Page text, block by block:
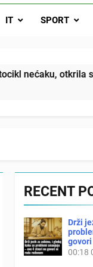
nije izdao samo
sin već sutradan
i da iza bolničkog
IT SPORT
sam da nije
RECENT
Drži
00:18